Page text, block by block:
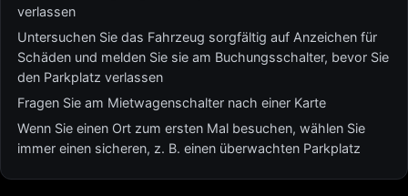
verlassen
Untersuchen Sie das Fahrzeug sorgfältig auf Anzeichen für
Schäden und melden Sie sie am Buchungsschalter, bevor Sie
den Parkplatz verlassen
Fragen Sie am Mietwagenschalter nach einer Karte
Wenn Sie einen Ort zum ersten Mal besuchen, wählen Sie
immer einen sicheren, z. B. einen überwachten Parkplatz